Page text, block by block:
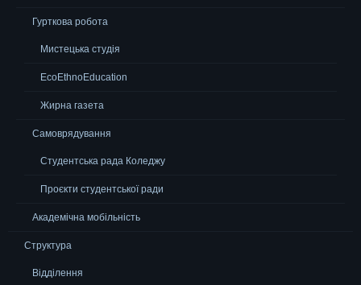
Гурткова робота
Мистецька студія
EcoEthnoEducation
Жирна газета
Самоврядування
Студентська рада Коледжу
Проєкти студентської ради
Академічна мобільність
Структура
Відділення